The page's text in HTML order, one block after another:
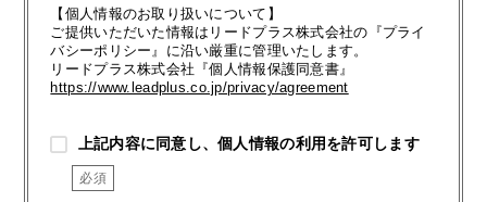
【個人情報のお取り扱いについて】
ご提供いただいた情報はリードプラス株式会社の『プライ
バシーポリシー』に沿い厳重に管理いたします。
リードプラス株式会社『個人情報保護同意書』
https://www.leadplus.co.jp/privacy/agreement
上記内容に同意し、個人情報の利用を許可します